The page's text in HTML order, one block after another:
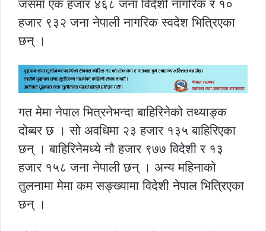
जसमा एक हजार ४६८ जना विदेशी नागरिक र १०
हजार ९३२ जना नेपाली नागरिक स्वदेश भित्रिएका
छन् ।
गत मेमा नेपाल भित्रनेभन्दा बाहिरिनेको तथ्याङ्क
दोब्बर छ । सो अवधिमा २३ हजार १३५ बाहिरिएका
छन् । बाहिरिनेमध्ये नौ हजार ९७७ विदेशी र १३
हजार १५८ जना नेपाली छन् । अन्य महिनाको
तुलनामा मेमा कम सङ्ख्यामा विदेशी नेपाल भित्रिएका
छन् ।